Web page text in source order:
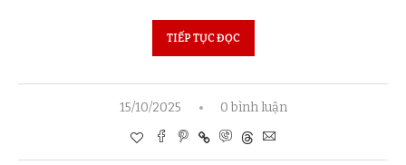
TIẾP TỤC ĐỌC
15/10/2025 0 bình luận